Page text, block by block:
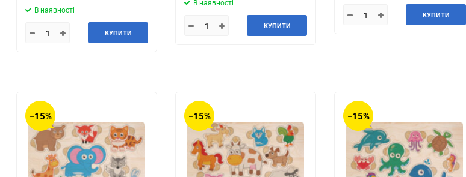
В наявності
КУПИТИ
В наявності
КУПИТИ
КУПИТИ
−15% −15% −15%